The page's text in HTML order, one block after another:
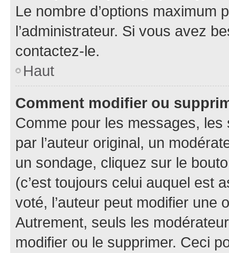
Le nombre d’options maximum
l’administrateur. Si vous avez
contactez-le.
Haut
Comment modifier ou
Comme pour les messages,
par l’auteur original, un
un sondage, cliquez sur le
(c’est toujours celui auquel est
voté, l’auteur peut modifier une
Autrement, seuls les
modifier ou le supprimer. Ceci